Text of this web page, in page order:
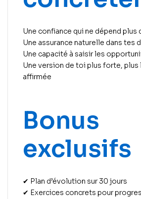
Une confiance qui ne dépend plus
Une assurance naturelle dans tes
Une capacité à saisir les
Une version de toi plus forte, plus
affirmée
Bonus
exclusifs
✔ Plan d’évolution sur 30 jours
✔ Exercices concrets pour